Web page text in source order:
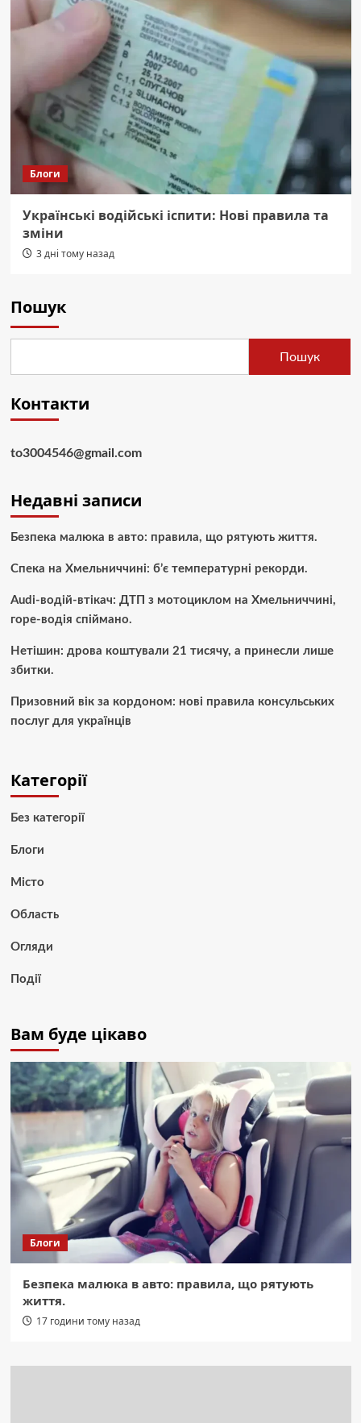
Блоги
Українські водійські іспити: Нові правила та
зміни
3 дні тому назад
Пошук
Пошук
Контакти
to3004546@gmail.com
Недавні записи
Безпека малюка в авто: правила, що рятують життя.
Спека на Хмельниччині: б’є температурні рекорди.
Audi-водій-втікач: ДТП з мотоциклом на Хмельниччині,
горе-водія спіймано.
Нетішин: дрова коштували 21 тисячу, а принесли лише
збитки.
Призовний вік за кордоном: нові правила консульських
послуг для українців
Категорії
Без категорії
Блоги
Місто
Область
Огляди
Події
Вам буде цікаво
Блоги
Безпека малюка в авто: правила, що рятують
життя.
17 години тому назад